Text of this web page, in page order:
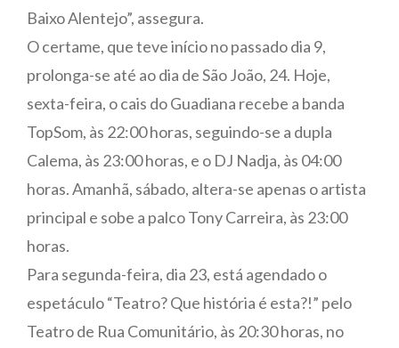
Baixo Alentejo”, assegura.
O certame, que teve início no passado dia 9,
prolonga-se até ao dia de São João, 24. Hoje,
sexta-feira, o cais do Guadiana recebe a banda
TopSom, às 22:00 horas, seguindo-se a dupla
Calema, às 23:00 horas, e o DJ Nadja, às 04:00
horas. Amanhã, sábado, altera-se apenas o artista
principal e sobe a palco Tony Carreira, às 23:00
horas.
Para segunda-feira, dia 23, está agendado o
espetáculo “Teatro? Que história é esta?!” pelo
Teatro de Rua Comunitário, às 20:30 horas, no